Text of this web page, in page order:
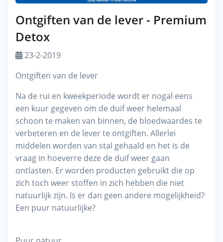
Ontgiften van de lever - Premium
Detox
23-2-2019
Ontgiften van de lever
Na de rui en kweekperiode wordt er nogal eens
een kuur gegeven om de duif weer helemaal
schoon te maken van binnen, de bloedwaardes te
verbeteren en de lever te ontgiften. Allerlei
middelen worden van stal gehaald en het is de
vraag in hoeverre deze de duif weer gaan
ontlasten. Er worden producten gebruikt die op
zich toch weer stoffen in zich hebben die niet
natuurlijk zijn. Is er dan geen andere mogelijkheid?
Een puur natuurlijke?